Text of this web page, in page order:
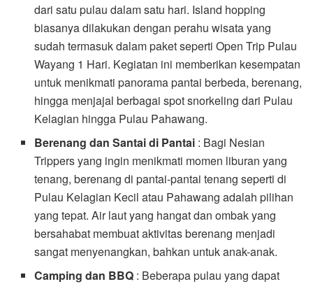
dari satu pulau dalam satu hari. Island hopping
biasanya dilakukan dengan perahu wisata yang
sudah termasuk dalam paket seperti Open Trip Pulau
Wayang 1 Hari. Kegiatan ini memberikan kesempatan
untuk menikmati panorama pantai berbeda, berenang,
hingga menjajal berbagai spot snorkeling dari Pulau
Kelagian hingga Pulau Pahawang.
Berenang dan Santai di Pantai : Bagi Nesian
Trippers yang ingin menikmati momen liburan yang
tenang, berenang di pantai-pantai tenang seperti di
Pulau Kelagian Kecil atau Pahawang adalah pilihan
yang tepat. Air laut yang hangat dan ombak yang
bersahabat membuat aktivitas berenang menjadi
sangat menyenangkan, bahkan untuk anak-anak.
Camping dan BBQ : Beberapa pulau yang dapat